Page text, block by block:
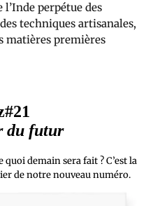
perpétue des
techniques artisanales,
matières premières
du futur
demain sera fait ? C’est la
de notre nouveau numéro.